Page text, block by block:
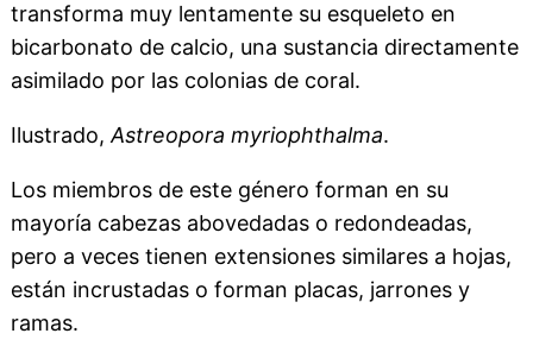
transforma muy lentamente su esqueleto en
bicarbonato de calcio, una sustancia directamente
asimilado por las colonias de coral.
Ilustrado, Astreopora myriophthalma.
Los miembros de este género forman en su
mayoría cabezas abovedadas o redondeadas,
pero a veces tienen extensiones similares a hojas,
están incrustadas o forman placas, jarrones y
ramas.